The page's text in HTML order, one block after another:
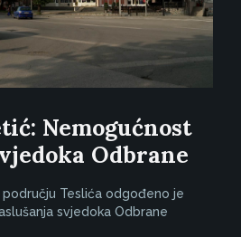
Nemogućnost
Odbrane
Teslića odgođeno je
svjedoka Odbrane